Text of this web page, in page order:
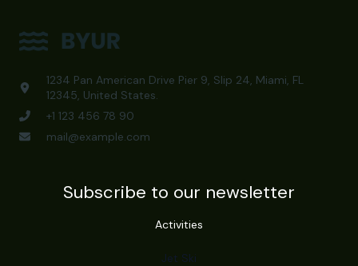
1234 Pan American Drive Pier 9, Slip 24, Miami, FL
12345, United States.
+1 123 456 78 90
mail@example.com
Subscribe to our newsletter
Activities
Jet Ski